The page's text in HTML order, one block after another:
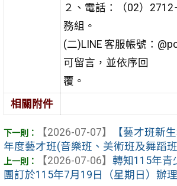
２、電話：（02）
務組。
(二)LINE 客服帳號：
可留言，並依序回
覆。
相關附件
【2026-07-07】
【藝才班新
年度藝才班(音樂班、美術班及舞蹈班
【2026-07-06】 轉知115年青
團訂於115年7月19日（星期日）辦理